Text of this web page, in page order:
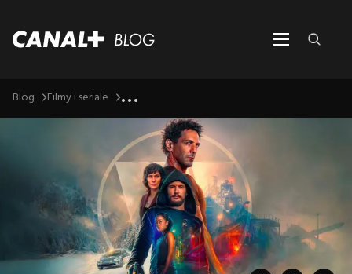
Blog Filmy i seriale ...